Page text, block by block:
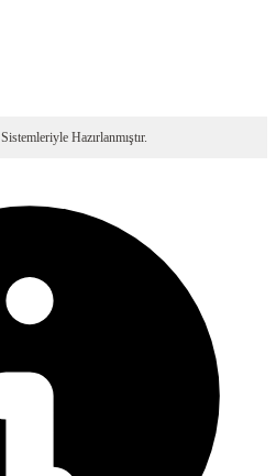
Sistemleriyle Hazırlanmıştır.